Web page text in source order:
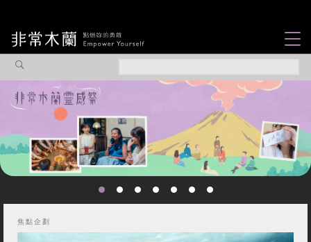
焦點企劃
社會企業
焦點企劃